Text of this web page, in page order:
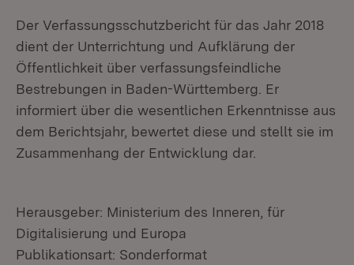
Der Verfassungsschutzbericht für das Jahr 2018
dient der Unterrichtung und Aufklärung der
Öffentlichkeit über verfassungsfeindliche
Bestrebungen in Baden-Württemberg. Er
informiert über die wesentlichen Erkenntnisse aus
dem Berichtsjahr, bewertet diese und stellt sie im
Zusammenhang der Entwicklung dar.
Herausgeber: Ministerium des Inneren, für
Digitalisierung und Europa
Publikationsart: Sonderformat